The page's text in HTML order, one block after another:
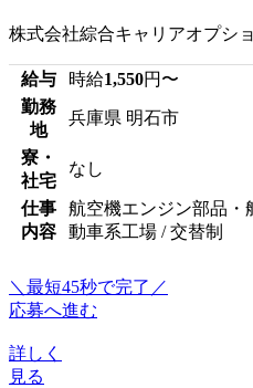
株式会社綜合キャリアオプシ
給与 時給1,550円〜
勤務
地
兵庫県 明石市
寮・
社宅
なし
仕事
内容
航空機エンジン部品・
動車系工場 / 交替制
＼最短45秒で完了／
応募へ進む
詳しく
見る